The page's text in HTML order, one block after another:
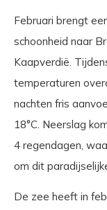
Februari brengt
schoonheid naar
Kaapverdië.
temperaturen
nachten fris
18°C. Neerslag
4 regendagen,
om dit
De zee heeft in